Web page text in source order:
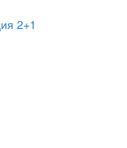
2+1